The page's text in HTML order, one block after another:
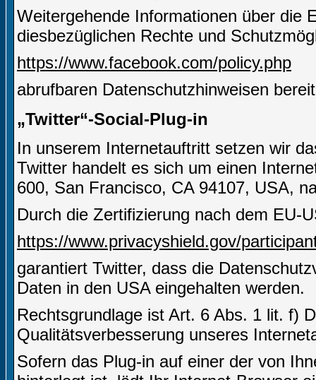
Weitergehende Informationen über die
diesbezüglichen Rechte und
https://www.facebook.com/policy.php
abrufbaren Datenschutzhinweisen
„Twitter“-Social-Plug-in
In unserem Internetauftritt setzen wir
Twitter handelt es sich um einen
600, San Francisco, CA 94107, USA,
Durch die Zertifizierung nach dem EU-
https://www.privacyshield.gov/
garantiert Twitter, dass die
Daten in den USA eingehalten werden.
Rechtsgrundlage ist Art. 6 Abs. 1 lit. f)
Qualitätsverbesserung unseres
Sofern das Plug-in auf einer der von